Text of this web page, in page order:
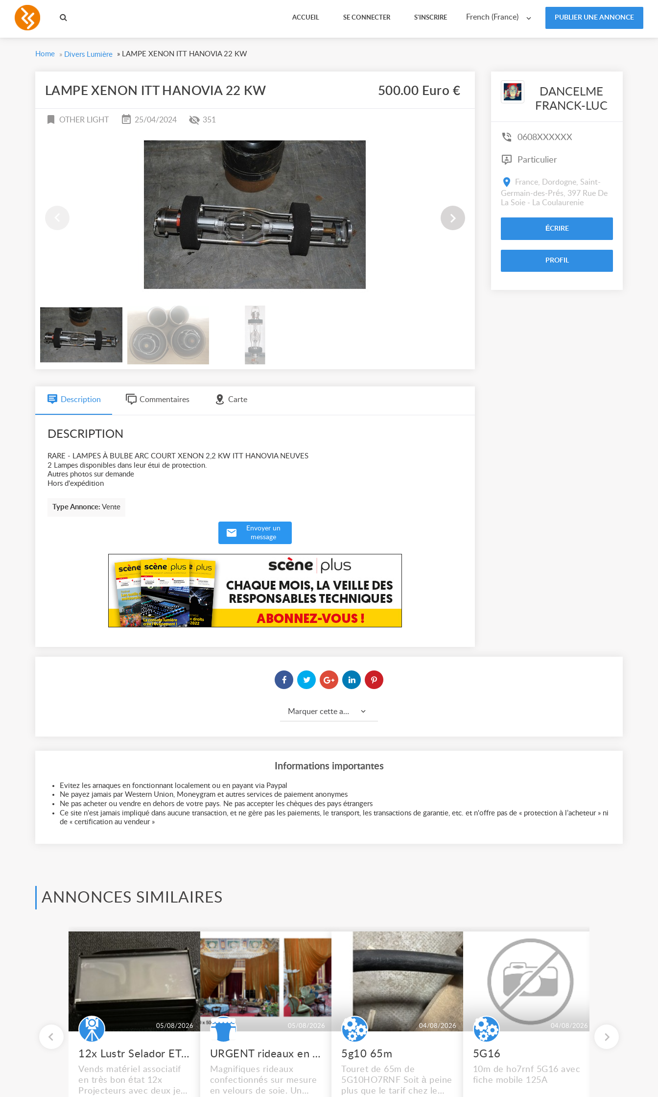
French (France) PUBLIER UNE ANNONCE
ACCUEIL SE CONNECTER S'INSCRIRE
Home » Divers Lumière » LAMPE XENON ITT HANOVIA 22 KW
LAMPE XENON ITT HANOVIA 22 KW 500.00 Euro €
OTHER LIGHT 25/04/2024 351
Description Commentaires Carte
DESCRIPTION
RARE - LAMPES À BULBE ARC COURT XENON 2,2 KW ITT HANOVIA NEUVES
2 Lampes disponibles dans leur étui de protection.
Autres photos sur demande
Hors d'expédition
Type Annonce: Vente
Envoyer un
message
DANCELME
FRANCK-LUC
0608XXXXXX
Particulier
France, Dordogne, Saint-
Germain-des-Prés, 397 Rue De
La Soie - La Coulaurenie
ÉCRIRE
PROFIL
Marquer cette annonce comme...
Informations importantes
Evitez les arnaques en fonctionnant localement ou en payant via Paypal
Ne payez jamais par Western Union, Moneygram et autres services de paiement anonymes
Ne pas acheter ou vendre en dehors de votre pays. Ne pas accepter les chèques des pays étrangers
Ce site n'est jamais impliqué dans aucune transaction, et ne gère pas les paiements, le transport, les transactions de garantie, etc. et n'offre pas de « protection à l’acheteur » ni
de « certification au vendeur »
ANNONCES SIMILAIRES
05/08/2026
12x Lustr Selador ETC Led 7x colors filtres
Vends matériel associatif
en très bon état 12x
Projecteurs avec deux jeux
05/08/2026
URGENT rideaux en velours de soie
Magnifiques rideaux
confectionnés sur mesure
en velours de soie. Un
04/08/2026
5g10 65m
Touret de 65m de
5G10HO7RNF Soit à peine
plus que le tarif chez le
04/08/2026
5G16
10m de ho7rnf 5G16 avec
fiche mobile 125A